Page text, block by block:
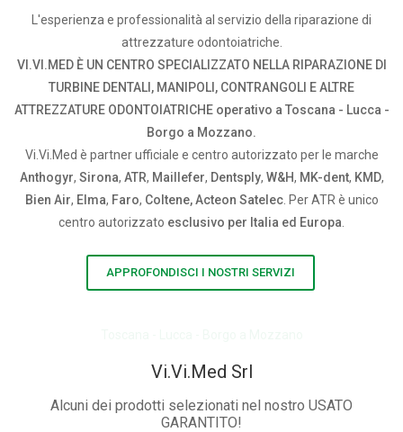
L'esperienza e professionalità al servizio della riparazione di
attrezzature odontoiatriche.
VI.VI.MED È UN CENTRO SPECIALIZZATO NELLA RIPARAZIONE DI
TURBINE DENTALI, MANIPOLI, CONTRANGOLI E ALTRE
ATTREZZATURE ODONTOIATRICHE operativo a Toscana - Lucca -
Borgo a Mozzano.
Vi.Vi.Med è partner ufficiale e centro autorizzato per le marche
Anthogyr, Sirona, ATR, Maillefer, Dentsply, W&H, MK-dent, KMD,
Bien Air, Elma, Faro, Coltene, Acteon Satelec. Per ATR è unico
centro autorizzato esclusivo per Italia ed Europa
APPROFONDISCI I NOSTRI SERVIZI
Vi.Vi.Med Srl
Alcuni dei prodotti selezionati nel nostro USATO
GARANTITO!